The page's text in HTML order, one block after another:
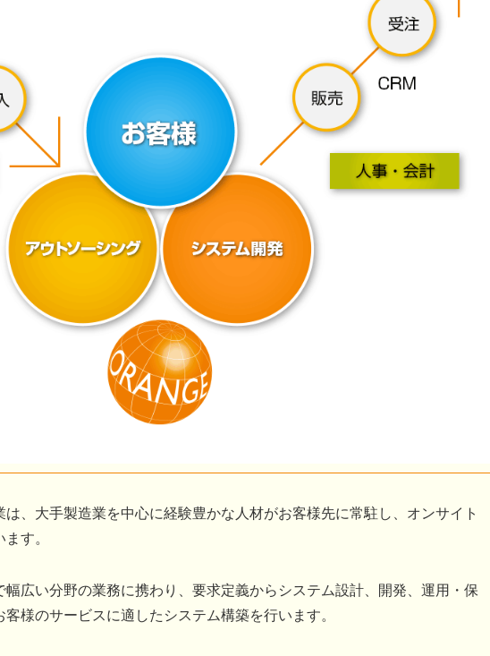
は、大手製造業を中心に経験豊かな人材がお客様先に常駐し、オンサイト
す。
広い分野の業務に携わり、要求定義からシステム設計、開発、運用・保
様のサービスに適したシステム構築を行います。